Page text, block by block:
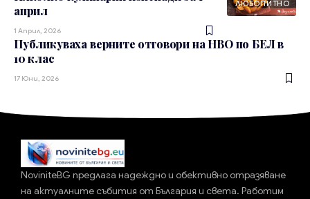
ЛЮБОПИТНО
април
1 Април, 2026
Публикуваха верните отговори на НВО по БЕЛ в
10 клас
17 Юни, 2026
NoviniteBG предлага надеждно и обективно отразяване
на актуалните събития от България и света. Работим